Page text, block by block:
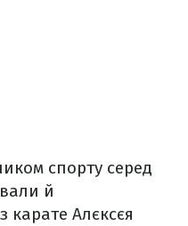
спорту серед
й
карате Алєксєя